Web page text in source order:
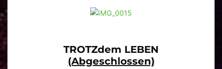
TROTZdem LEBEN
(abgeschlossen)